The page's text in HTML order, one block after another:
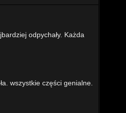
odpychały. Każda
wszystkie części genialne.